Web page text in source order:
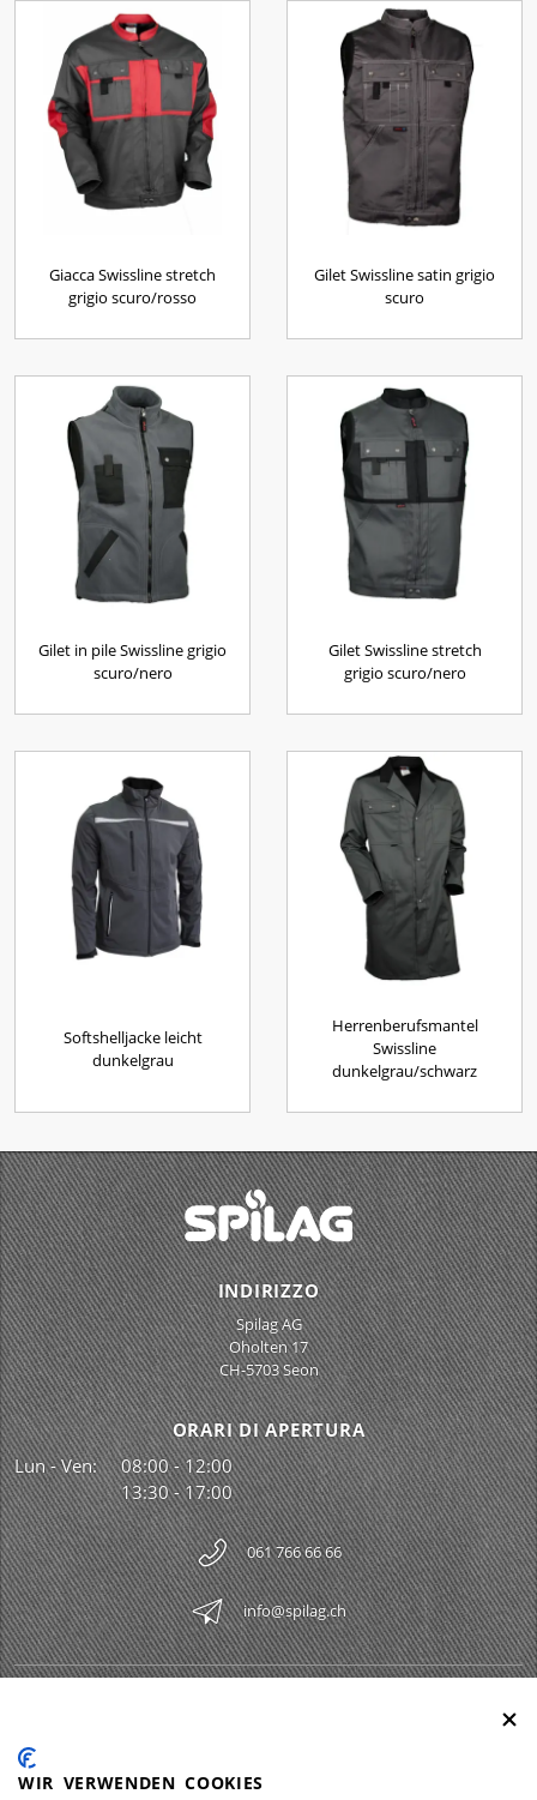
Giacca Swissline stretch
grigio scuro/rosso
Gilet Swissline satin grigio
scuro
Gilet in pile Swissline grigio
scuro/nero
Gilet Swissline stretch
grigio scuro/nero
Softshelljacke leicht
dunkelgrau
Herrenberufsmantel
Swissline
dunkelgrau/schwarz
INDIRIZZO
Spilag AG
Oholten 17
CH-5703 Seon
ORARI DI APERTURA
Lun - Ven:
08:00 - 12:00
13:30 - 17:00
061 766 66 66
info@spilag.ch
LEGAL
WIR VERWENDEN COOKIES